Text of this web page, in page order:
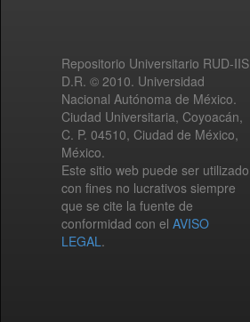
Repositorio Universitario RUD-IIS
D.R. © 2010. Universidad
Nacional Autónoma de México.
Ciudad Universitaria, Coyoacán,
C. P. 04510, Ciudad de México,
México.
Este sitio web puede ser utilizado
con fines no lucrativos siempre
que se cite la fuente de
conformidad con el AVISO
LEGAL.